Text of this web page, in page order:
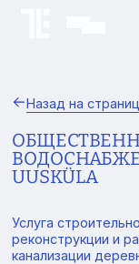
Назад на
UUSKÜLA
Услуга
реконструкции и
канализации